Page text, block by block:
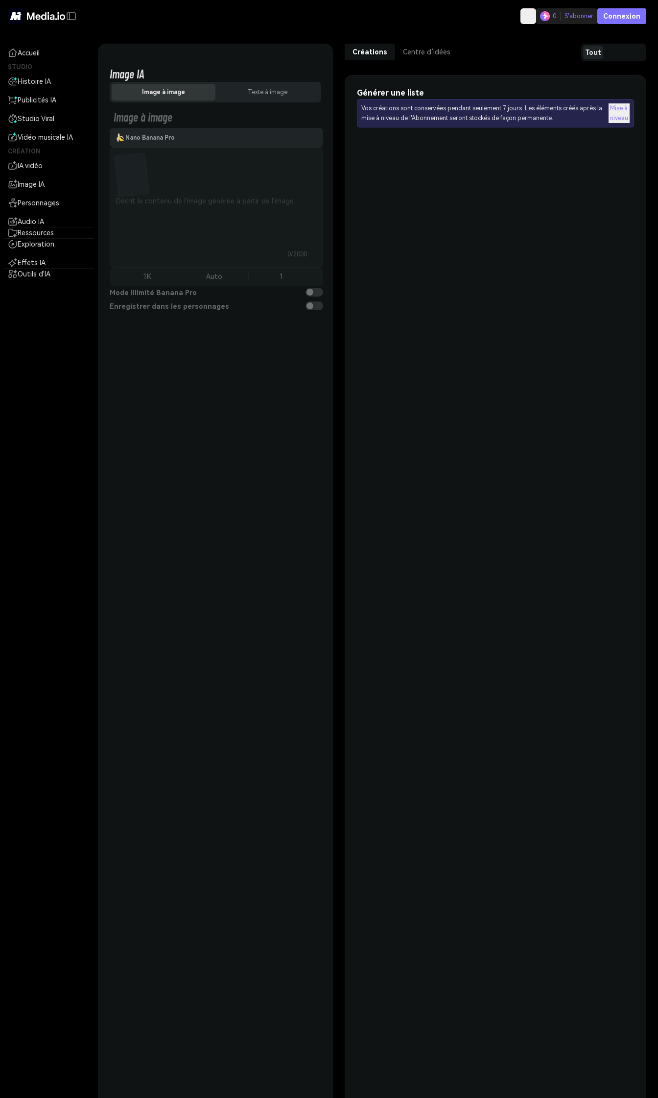
0 S'abonner Connexion
Accueil
STUDIO
Histoire IA
Publicités IA
Studio Viral
Vidéo musicale IA
CRÉATION
IA vidéo
Image IA
Personnages
Audio IA
Ressources
Exploration
Effets IA
Outils d'IA
Image IA
Image à image Texte à image
Image à image
Nano Banana Pro
0/2000
1K Auto 1
Mode Illimité Banana Pro
Enregistrer dans les personnages
Créations Centre d’idées Tout
Générer une liste
Vos créations sont conservées pendant seulement 7 jours. Les éléments créés après la
mise à niveau de l'Abonnement seront stockés de façon permanente.
Mise à
niveau